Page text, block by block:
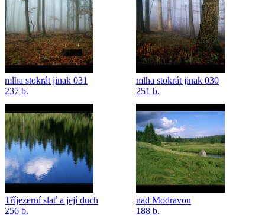
mlha stokrát jinak 031
237 b.
mlha stokrát jinak 030
251 b.
Tříjezerní slať a její duch
256 b.
nad Modravou
188 b.